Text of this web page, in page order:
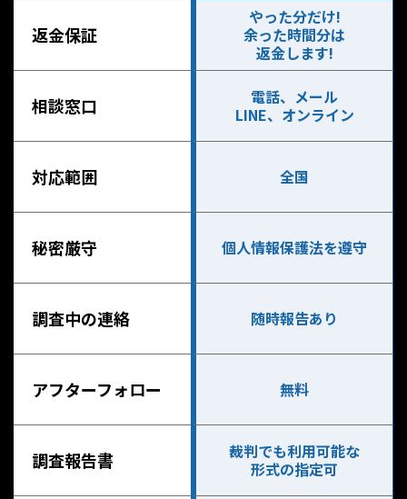
返金保証
やった分だけ!
余った時間分は
返金します!
相談窓口
電話、メール
LINE、オンライン
対応範囲 全国
秘密厳守 個人情報保護法を遵守
調査中の連絡 随時報告あり
アフターフォロー 無料
調査報告書
裁判でも利用可能な
形式の指定可